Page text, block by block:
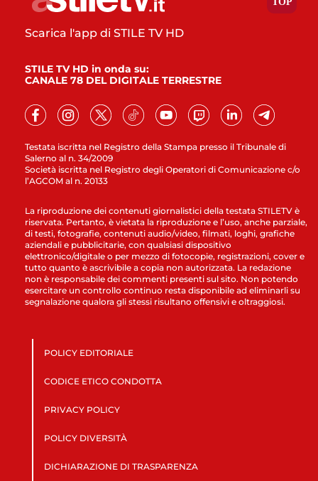
Testata iscritta nel Registro della Stampa presso il Tribunale di
Salerno al n. 34/2009
Società iscritta nel Registro degli Operatori di Comunicazione c/o
l’AGCOM al n. 20133
Scarica l'app di STILE TV HD
STILE TV HD in onda su:
CANALE 78 DEL DIGITALE TERRESTRE
La riproduzione dei contenuti giornalistici della testata STILETV è
riservata. Pertanto, è vietata la riproduzione e l’uso, anche parziale,
di testi, fotografie, contenuti audio/video, filmati, loghi, grafiche
aziendali e pubblicitarie, con qualsiasi dispositivo
elettronico/digitale o per mezzo di fotocopie, registrazioni, cover e
tutto quanto è ascrivibile a copia non autorizzata. La redazione
non è responsabile dei commenti presenti sul sito. Non potendo
esercitare un controllo continuo resta disponibile ad eliminarli su
segnalazione qualora gli stessi risultano offensivi e oltraggiosi.
POLICY EDITORIALE
CODICE ETICO CONDOTTA
PRIVACY POLICY
POLICY DIVERSITÀ
DICHIARAZIONE DI TRASPARENZA